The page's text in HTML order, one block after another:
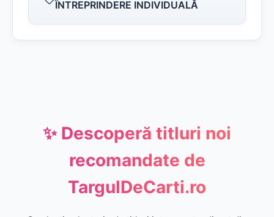
ÎNTREPRINDERE INDIVIDUALĂ
✨ Descoperă titluri noi
recomandate de
TargulDeCarti.ro